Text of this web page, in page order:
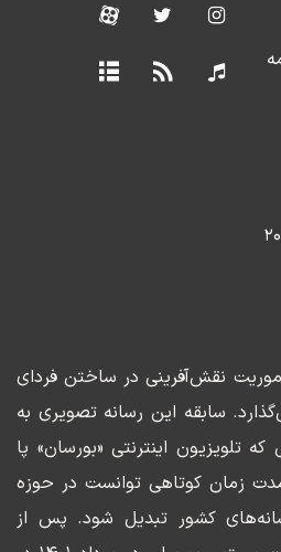
نقش‌آفرینی در ساختن فردای
سابقه این رسانه تصویری به
زمانی که تلویزیون اینترنتی «بورسان» پا
زمان کوتاهی توانست در حوزه
کشور تبدیل شود. پس از